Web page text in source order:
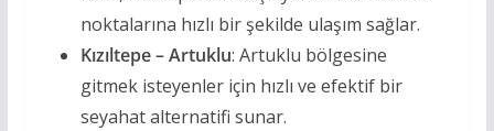
noktalarına hızlı bir şekilde ulaşım sağlar.
Kızıltepe – Artuklu: Artuklu bölgesine
gitmek isteyenler için hızlı ve efektif bir
seyahat alternatifi sunar.